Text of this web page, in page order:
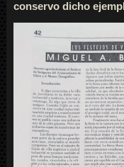
conservo dicho